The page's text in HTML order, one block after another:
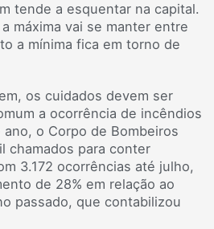
tende a esquentar na capital.
máxima vai se manter entre
a mínima fica em torno de
os cuidados devem ser
a ocorrência de incêndios
o Corpo de Bombeiros
chamados para conter
3.172 ocorrências até julho,
de 28% em relação ao
passado, que contabilizou